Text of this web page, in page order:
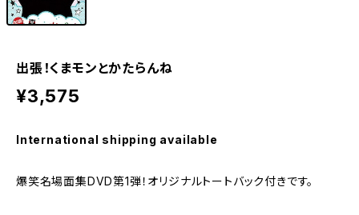
出張！くまモンとかたらんね
¥3,575
International shipping available
爆笑名場面集DVD第1弾！オリジナルトートバック付きです。